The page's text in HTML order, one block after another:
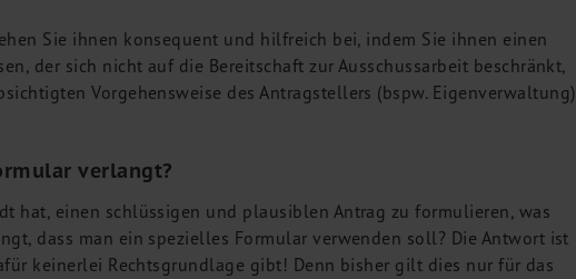
Sie ihnen konsequent und hilfreich bei, indem Sie ihnen einen
der sich nicht auf die Bereitschaft zur Ausschussarbeit beschränkt,
Vorgehensweise des Antragstellers (bspw. Eigenverwaltung)
verlangt?
hat, einen schlüssigen und plausiblen Antrag zu formulieren, was
dass man ein spezielles Formular verwenden soll? Die Antwort ist
keinerlei Rechtsgrundlage gibt! Denn bisher gilt dies nur für das